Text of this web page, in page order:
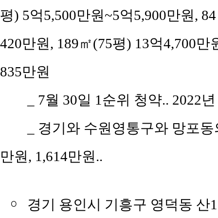
평) 5억5,500만원~5억5,900만원,
420만원, 189㎡(75평) 13억4,700
835만원
_ 7월 30일 1순위 청약.. 2022
_ 경기와 수원영통구와 망포
만원, 1,614만원..
￮ 경기 용인시 기흥구 영덕동 산